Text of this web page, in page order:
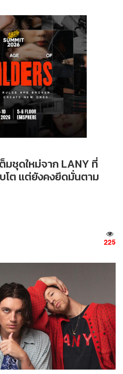
มชุดใหม่จาก LANY ที่
โต แต่ยังคงยึดมั่นตาม
225